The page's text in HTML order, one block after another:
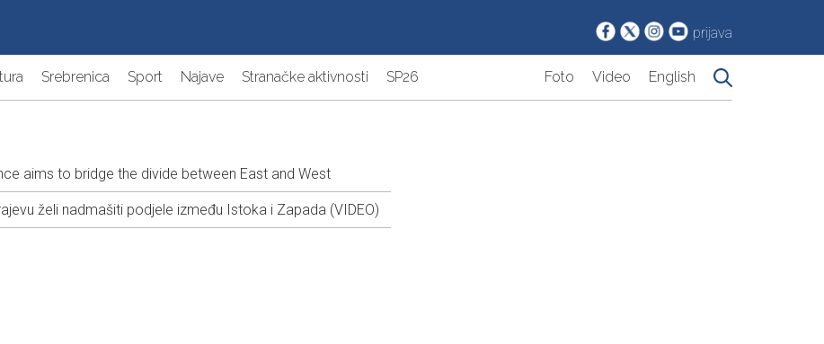
prijava
Srebrenica Sport Najave Stranačke aktivnosti SP26 Foto Video English
aims to bridge the divide between East and West
želi nadmašiti podjele između Istoka i Zapada (VIDEO)